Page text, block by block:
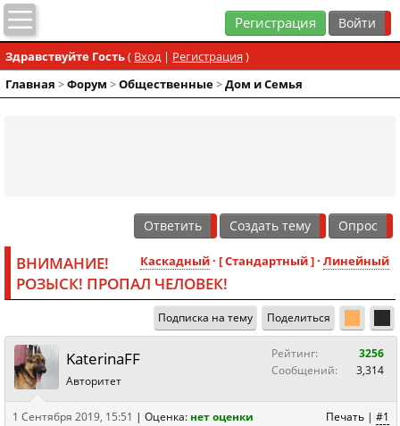
Регистрация
Здравствуйте Гость( Вход| Регистрация )
Главная >Форум >Общественные>Дом и Семья
Ответить Создать тему Опрос
Каскадный· [ Стандартный ] · Линейный
ВНИМАНИЕ!
РОЗЫСК! ПРОПАЛ ЧЕЛОВЕК!
Подписка на тему Поделиться
KaterinaFF
Авторитет
Рейтинг:
3256
Сообщений:
3,314
Печать | #1
1 Сентября 2019, 15:51 | Оценка: нет оценки